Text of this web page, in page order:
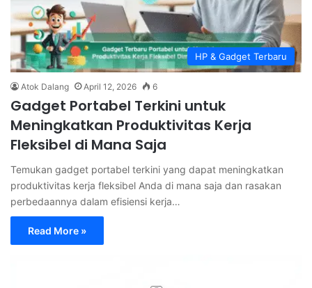
HP & Gadget Terbaru
Atok Dalang April 12, 2026 6
Gadget Portabel Terkini untuk
Meningkatkan Produktivitas Kerja
Fleksibel di Mana Saja
Temukan gadget portabel terkini yang dapat meningkatkan
produktivitas kerja fleksibel Anda di mana saja dan rasakan
perbedaannya dalam efisiensi kerja…
Read More »